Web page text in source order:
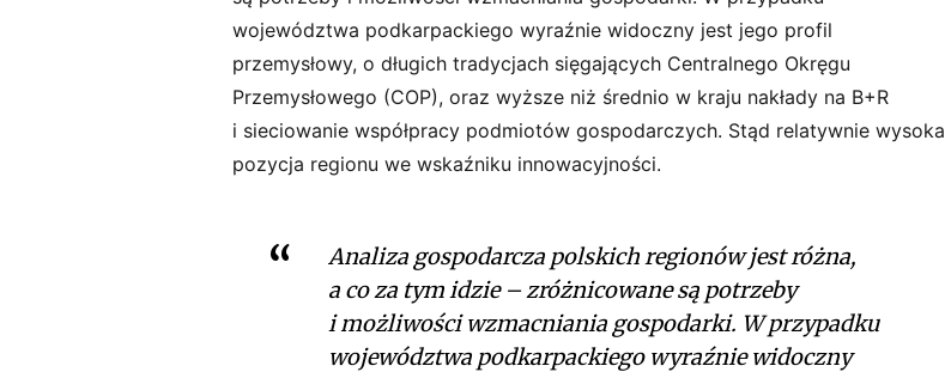
województwa podkarpackiego wyraźnie widoczny jest jego profil
przemysłowy, o długich tradycjach sięgających Centralnego Okręgu
Przemysłowego (COP), oraz wyższe niż średnio w kraju nakłady na B+R
i sieciowanie współpracy podmiotów gospodarczych. Stąd relatywnie wysoka
pozycja regionu we wskaźniku innowacyjności.
Analiza gospodarcza polskich regionów jest różna,
a co za tym idzie – zróżnicowane są potrzeby
i możliwości wzmacniania gospodarki. W przypadku
województwa podkarpackiego wyraźnie widoczny